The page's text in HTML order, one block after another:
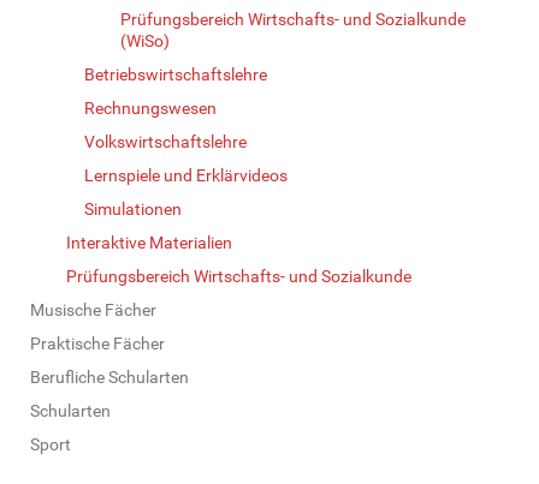
Prüfungsbereich Wirtschafts- und Sozialkunde
(WiSo)
Betriebswirtschaftslehre
Rechnungswesen
Volkswirtschaftslehre
Lernspiele und Erklärvideos
Simulationen
Interaktive Materialien
Prüfungsbereich Wirtschafts- und Sozialkunde
Musische Fächer
Praktische Fächer
Berufliche Schularten
Schularten
Sport